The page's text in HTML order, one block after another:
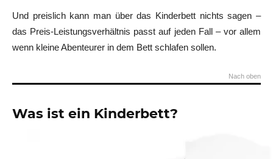
Und preislich kann man über das Kinderbett nichts sagen –
das Preis-Leistungsverhältnis passt auf jeden Fall – vor allem
wenn kleine Abenteurer in dem Bett schlafen sollen.
Nach oben
Was ist ein Kinderbett?